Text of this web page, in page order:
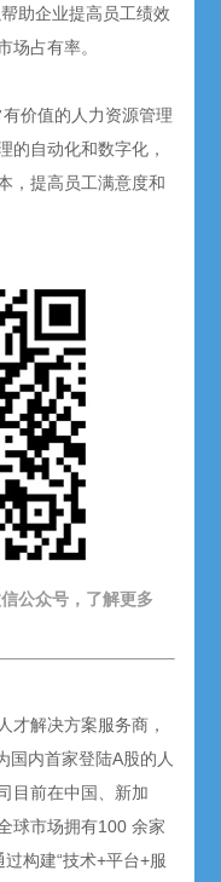
助企业提高员工绩效
场占有率。
价值的人力资源管理
的自动化和数字化，
，提高员工满意度和
公众号，了解更多
才解决方案服务商，
国内首家登陆A股的人
目前在中国、新加
球市场拥有100 余家
构建“技术+平台+服